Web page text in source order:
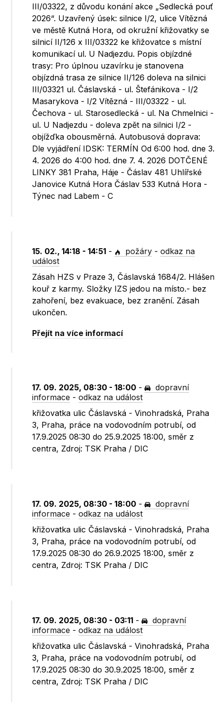
III/03322, z důvodu konání akce „Sedlecká pouť
2026“. Uzavřený úsek: silnice I/2, ulice Vítězná
ve městě Kutná Hora, od okružní křižovatky se
silnicí II/126 x III/03322 ke křižovatce s místní
komunikací ul. U Nadjezdu. Popis objízdné
trasy: Pro úplnou uzavírku je stanovena
objízdná trasa ze silnice II/126 doleva na silnici
III/03321 ul. Čáslavská - ul. Štefánikova - I/2
Masarykova - I/2 Vítězná - III/03322 - ul.
Čechova - ul. Starosedlecká - ul. Na Chmelnici -
ul. U Nadjezdu - doleva zpět na silnici I/2 -
objížďka obousměrná. Autobusová doprava:
Dle vyjádření IDSK: TERMÍN Od 6:00 hod. dne 3.
4. 2026 do 4:00 hod. dne 7. 4. 2026 DOTČENÉ
LINKY 381 Praha, Háje - Čáslav 481 Uhlířské
Janovice Kutná Hora Čáslav 533 Kutná Hora -
Týnec nad Labem - C
15. 02., 14:18 - 14:51 - požáry -odkaz na
událost
Zásah HZS v Praze 3, Čáslavská 1684/2. Hlášen
kouř z karmy. Složky IZS jedou na místo.- bez
zahoření, bez evakuace, bez zranění. Zásah
ukončen.
Přejít na více informací
17. 09. 2025, 08:30 - 18:00 -
dopravní
informace -odkaz na událost
křižovatka ulic Čáslavská - Vinohradská, Praha
3, Praha, práce na vodovodním potrubí, od
17.9.2025 08:30 do 25.9.2025 18:00, směr z
centra, Zdroj: TSK Praha / DIC
17. 09. 2025, 08:30 - 18:00 -
dopravní
informace -odkaz na událost
křižovatka ulic Čáslavská - Vinohradská, Praha
3, Praha, práce na vodovodním potrubí, od
17.9.2025 08:30 do 26.9.2025 18:00, směr z
centra, Zdroj: TSK Praha / DIC
17. 09. 2025, 08:30 - 03:11 -
dopravní
informace -odkaz na událost
křižovatka ulic Čáslavská - Vinohradská, Praha
3, Praha, práce na vodovodním potrubí, od
17.9.2025 08:30 do 30.9.2025 18:00, směr z
centra, Zdroj: TSK Praha / DIC